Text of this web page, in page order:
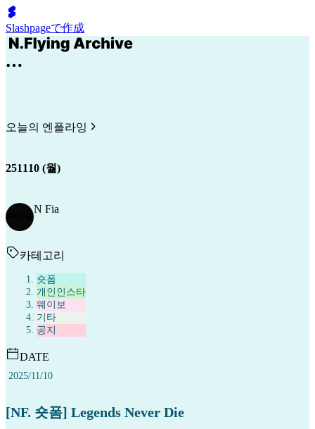
Slashpageで作成
오늘의 엔플라잉
251110 (월)
N Fia
카테고리
숏폼
개인인스타
웨이보
기타
공지
DATE
2025/11/10
[NF. 숏폼] Legends Never Die